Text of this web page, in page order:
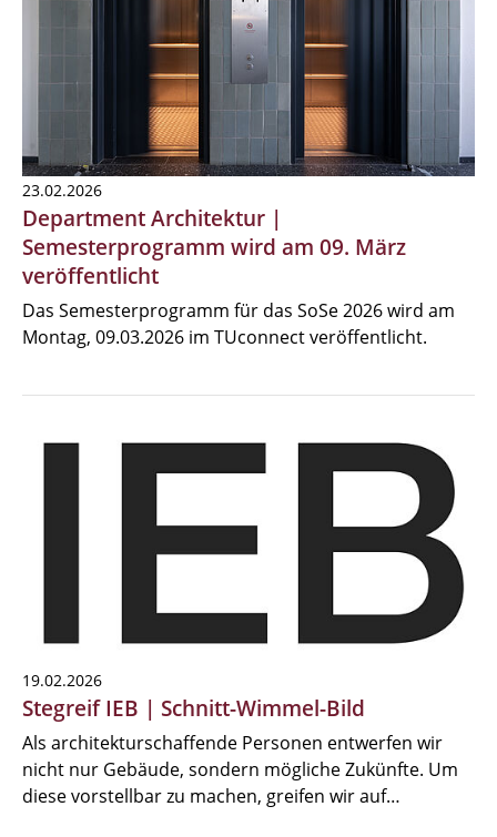
23.02.2026
Department Architektur |
Semesterprogramm wird am 09. März
veröffentlicht
Das Semesterprogramm für das SoSe 2026 wird am
Montag, 09.03.2026 im TUconnect veröffentlicht.
19.02.2026
Stegreif IEB | Schnitt-Wimmel-Bild
Als architekturschaffende Personen entwerfen wir
nicht nur Gebäude, sondern mögliche Zukünfte. Um
diese vorstellbar zu machen, greifen wir auf…